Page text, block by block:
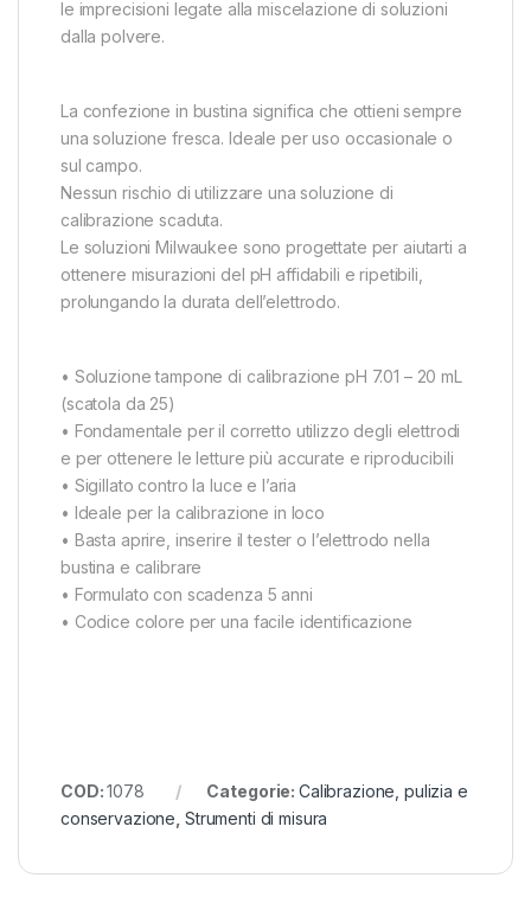
le imprecisioni legate alla miscelazione di soluzioni
dalla polvere.
La confezione in bustina significa che ottieni sempre
una soluzione fresca. Ideale per uso occasionale o
sul campo.
Nessun rischio di utilizzare una soluzione di
calibrazione scaduta.
Le soluzioni Milwaukee sono progettate per aiutarti a
ottenere misurazioni del pH affidabili e ripetibili,
prolungando la durata dell’elettrodo.
• Soluzione tampone di calibrazione pH 7.01 – 20 mL
(scatola da 25)
• Fondamentale per il corretto utilizzo degli elettrodi
e per ottenere le letture più accurate e riproducibili
• Sigillato contro la luce e l’aria
• Ideale per la calibrazione in loco
• Basta aprire, inserire il tester o l’elettrodo nella
bustina e calibrare
• Formulato con scadenza 5 anni
• Codice colore per una facile identificazione
COD:1078 Categorie: Calibrazione, pulizia e
conservazione Strumenti di misura